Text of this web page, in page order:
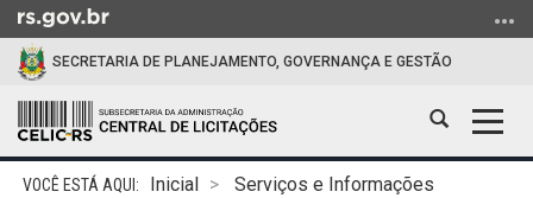
para
conteúdo
para
SECRETARIA DE PLANEJAMENTO, GOVERNANÇA E GESTÃO
Abrir
busca
Início
Inicial
Serviços e Informações